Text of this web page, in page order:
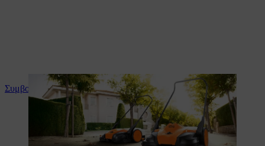
Συμβουλές και οδηγίες για το προϊόν